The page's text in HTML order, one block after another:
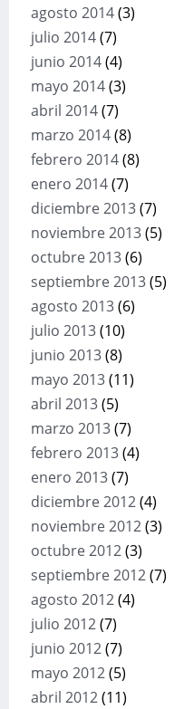
agosto 2014(3)
julio 2014(7)
junio 2014(4)
mayo 2014(3)
abril 2014(7)
marzo 2014(8)
febrero 2014(8)
enero 2014(7)
diciembre 2013(7)
noviembre 2013(5)
octubre 2013(6)
septiembre 2013(5)
agosto 2013(6)
julio 2013(10)
junio 2013(8)
mayo 2013(11)
abril 2013(5)
marzo 2013(7)
febrero 2013(4)
enero 2013(7)
diciembre 2012(4)
noviembre 2012(3)
octubre 2012(3)
septiembre 2012(7)
agosto 2012(4)
julio 2012(7)
junio 2012(7)
mayo 2012(5)
abril 2012(11)